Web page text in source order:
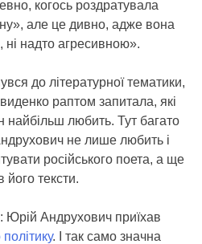
когось роздратувала
але це дивно, адже вона
ні надто агресивною».
до літературної тематики,
раптом запитала, які
найбільш любить. Тут багато
не лише любить і
російського поета, а ще
його тексти.
Андрухович приїхав
. І так само значна